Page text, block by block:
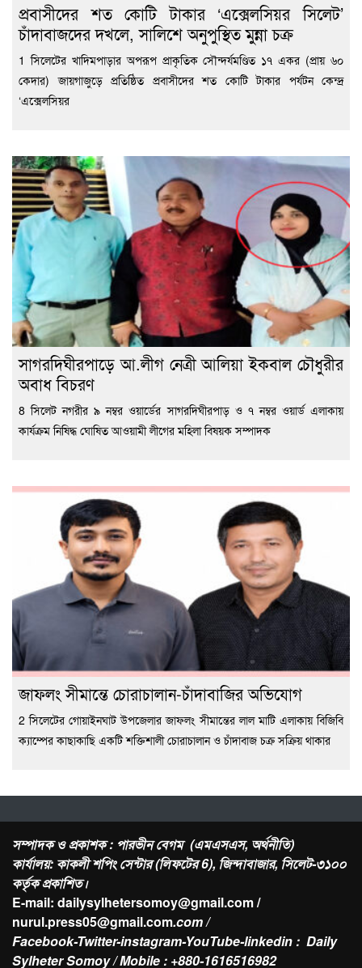
প্রবাসীদের শত কোটি টাকার ‘এক্সেলসিয়র সিলেট’
চাঁদাবাজদের দখলে, সালিশে অনুপুস্থিত মুন্না চক্র
1 সিলেটের খাদিমপাড়ার অপরূপ প্রাকৃতিক সৌন্দর্যমণ্ডিত ১৭ একর (প্রায় ৬০
কেদার) জায়গাজুড়ে প্রতিষ্ঠিত প্রবাসীদের শত কোটি টাকার পর্যটন কেন্দ্র
‘এক্সেলসিয়র
সাগরদিঘীরপাড়ে আ.লীগ নেত্রী আলিয়া ইকবাল চৌধুরীর
অবাধ বিচরণ
8 সিলেট নগরীর ৯ নম্বর ওয়ার্ডের সাগরদিঘীরপাড় ও ৭ নম্বর ওয়ার্ড এলাকায়
কার্যক্রম নিষিদ্ধ ঘোষিত আওয়ামী লীগের মহিলা বিষয়ক সম্পাদক
জাফলং সীমান্তে চোরাচালান-চাঁদাবাজির অভিযোগ
2 সিলেটের গোয়াইনঘাট উপজেলার জাফলং সীমান্তের লাল মাটি এলাকায় বিজিবি
ক্যাম্পের কাছাকাছি একটি শক্তিশালী চোরাচালান ও চাঁদাবাজ চক্র সক্রিয় থাকার
সম্পাদক ও প্রকাশক : পারভীন বেগম (এমএসএস, অর্থনীতি)
কার্যালয়: কাকলী শপিং সেন্টার (লিফটের 6), জিন্দাবাজার, সিলেট-৩১০০
কর্তৃক প্রকাশিত।
E-mail: dailysylhetersomoy@gmail.com /
nurul.press05@gmail.com.com /
Facebook-Twitter-instagram-YouTube-linkedin : Daily
Sylheter Somoy / Mobile : +880-1616516982